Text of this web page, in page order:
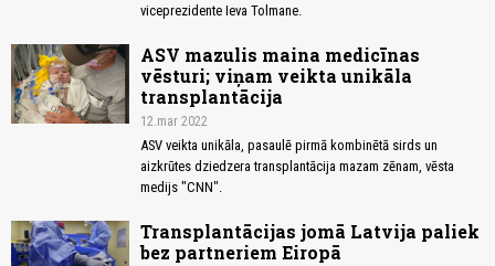
viceprezidente Ieva Tolmane.
ASV mazulis maina medicīnas
vēsturi; viņam veikta unikāla
transplantācija
12.mar 2022
ASV veikta unikāla, pasaulē pirmā kombinētā sirds un
aizkrūtes dziedzera transplantācija mazam zēnam, vēsta
medijs "CNN".
Transplantācijas jomā Latvija paliek
bez partneriem Eiropā